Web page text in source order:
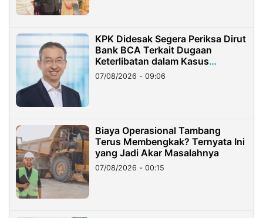
KPK Didesak Segera Periksa Dirut
Bank BCA Terkait Dugaan
Keterlibatan dalam Kasus
Hilangnya Dana Nasabah Rp2,58
Miliar
07/08/2026 - 09:06
Biaya Operasional Tambang
Terus Membengkak? Ternyata Ini
yang Jadi Akar Masalahnya
07/08/2026 - 00:15